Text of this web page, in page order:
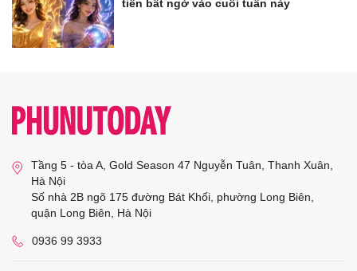
tiền bất ngờ vào cuối tuần này
Tầng 5 - tòa A, Gold Season 47 Nguyễn Tuân, Thanh Xuân,
Hà Nội
Số nhà 2B ngõ 175 đường Bát Khối, phường Long Biên,
quận Long Biên, Hà Nội
0936 99 3933